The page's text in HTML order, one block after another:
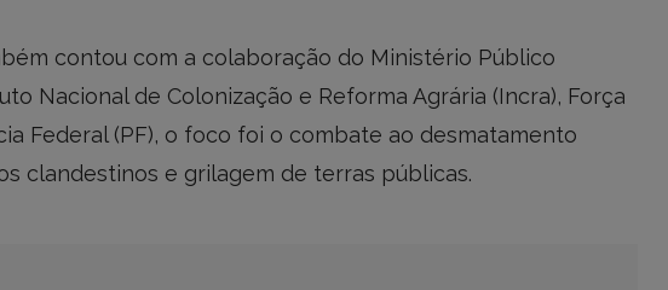
contou com a colaboração do Ministério Público
Nacional de Colonização e Reforma Agrária (Incra), Força
Federal (PF), o foco foi o combate ao desmatamento
clandestinos e grilagem de terras públicas.